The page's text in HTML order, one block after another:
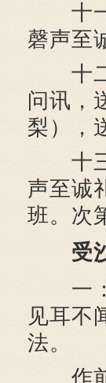
十一
磬声至
十二
问讯，
梨），
十三
声至诚
班。次
受沙
一：
见耳不
法。
作前